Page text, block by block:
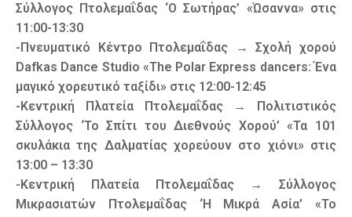
Σύλλογος Πτολεμαΐδας ‘Ο Σωτήρας’ «Ώσαννα» στις
11:00-13:30
-Πνευματικό Κέντρο Πτολεμαΐδας → Σχολή χορού
Dafkas Dance Studio «The Polar Express dancers: Ένα
μαγικό χορευτικό ταξίδι» στις 12:00-12:45
-Κεντρική Πλατεία Πτολεμαΐδας → Πολιτιστικός
Σύλλογος ‘Το Σπίτι του Διεθνούς Χορού’ «Τα 101
σκυλάκια της Δαλματίας χορεύουν στο χιόνι» στις
13:00 – 13:30
-Κεντρική Πλατεία Πτολεμαΐδας → Σύλλογος
Μικρασιατών Πτολεμαΐδας ‘Η Μικρά Ασία’ «Το